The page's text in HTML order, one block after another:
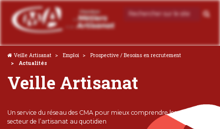
Veille Artisanat Emploi
Prospective / Besoins en recrutement
Actualités
Veille Artisanat
Un service du réseau des CMA pour mieux comprendre les enjeux du
secteur de l’artisanat au quotidien